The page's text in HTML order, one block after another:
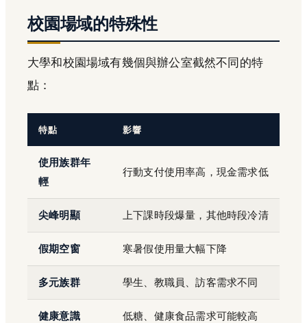
校園場域的特殊性
大學和校園場域有幾個與辦公室截然不同的特
點：
特點 影響
使用族群年
輕
行動支付使用率高，現金需求低
尖峰明顯 上下課時段爆量，其他時段冷清
假期空窗 寒暑假使用量大幅下降
多元族群 學生、教職員、訪客需求不同
健康意識 低糖、健康食品需求可能較高